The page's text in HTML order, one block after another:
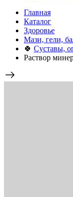
Главная
Каталог
Здоровье
Мази, гели,
🍀 Суставы,
Раствор